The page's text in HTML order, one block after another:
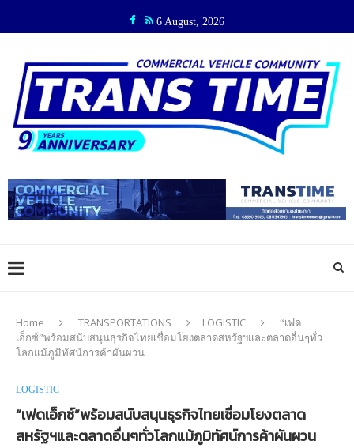
6 August, 2026
Home TRANSPORTATIONS LOGISTIC
“เฟด
เอ็กซ์”พร้อมสนับสนุนธุรกิจไทยเชื่อมโยงตลาดสหรัฐฯและตลาดอื่นๆทั่ว
โลกแม้ภูมิทัศน์การค้าผันผวน
LOGISTIC
“เฟดเอ็กซ์”พร้อมสนับสนุนธุรกิจไทยเชื่อมโยงตลาด
สหรัฐฯและตลาดอื่นๆทั่วโลกแม้ภูมิทัศน์การค้าผันผวน